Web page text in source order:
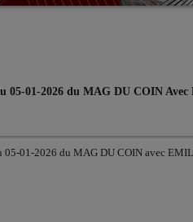
05-01-2026 du MAG DU COIN
05-01-2026 du MAG DU COIN avec